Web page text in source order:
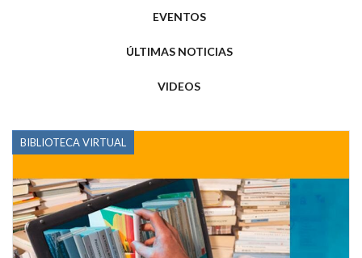
EVENTOS
ÚLTIMAS NOTICIAS
VIDEOS
BIBLIOTECA VIRTUAL